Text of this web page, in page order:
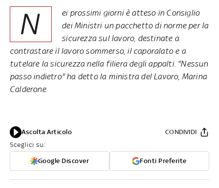
N
ei prossimi giorni è atteso in Consiglio
dei Ministri un pacchetto di norme per la
sicurezza sul lavoro, destinate a
contrastare il lavoro sommerso, il caporalato e a
tutelare la sicurezza nella filiera degli appalti. "Nessun
passo indietro" ha detto la ministra del Lavoro, Marina
Calderone
Ascolta Articolo
Sceglici su:
Google Discover Fonti Preferite
CONDIVIDI